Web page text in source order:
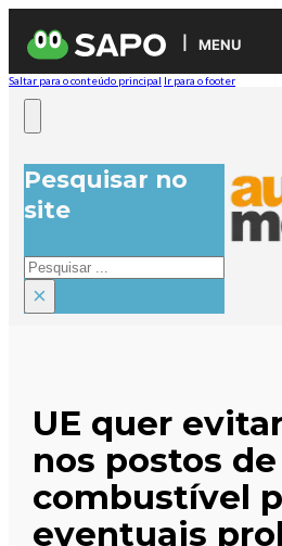
MENU
Saltar para o conteúdo principal Ir para o footer
Pesquisar no
site
Pesquisar
×
UE quer
nos postos de
combustível
eventuais